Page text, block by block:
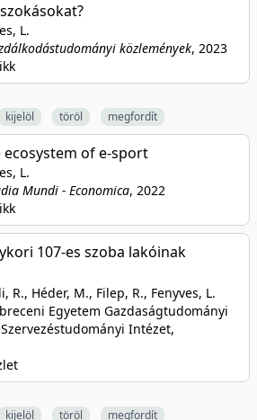
L.
közlemények, 2023
kijelöl töröl megfordít
ecosystem of e-sport
L.
Mundi - Economica, 2022
107-es szoba lakóinak
R., Héder, M., Filep, R., Fenyves, L.
Egyetem Gazdaságtudományi
Intézet,
kijelöl töröl megfordít